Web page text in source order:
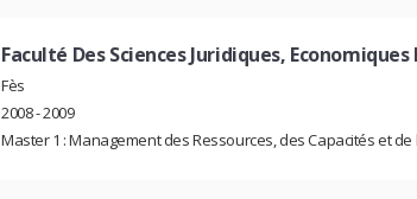
Faculté Des Sciences Juridiques, Economiques
Fès
2008 - 2009
Master 1 : Management des Ressources, des Capacités et de